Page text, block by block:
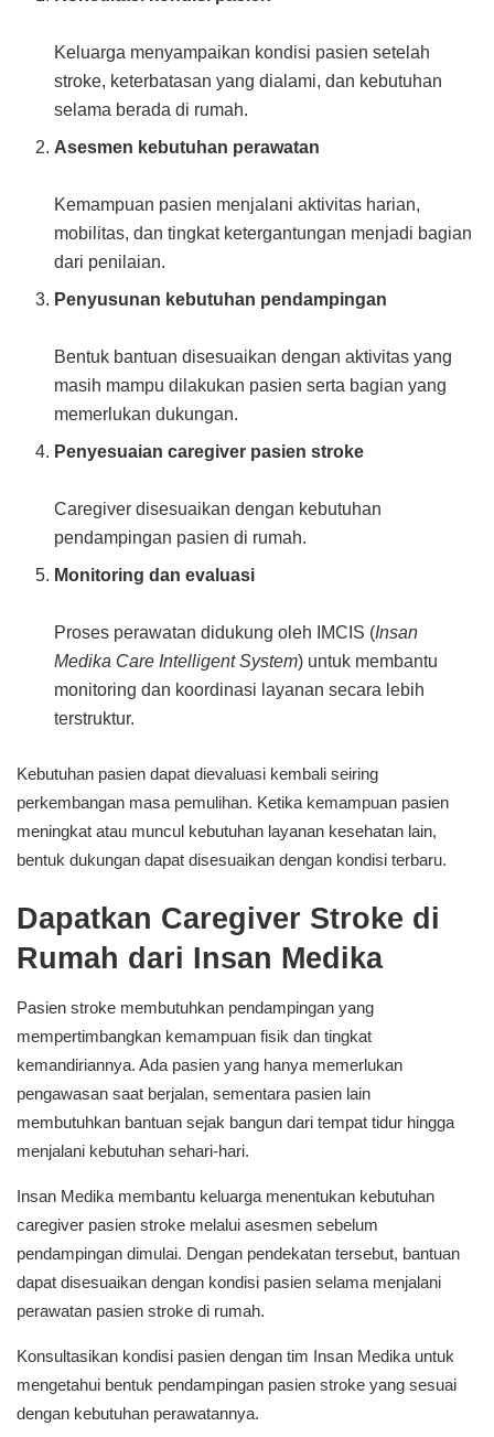
Keluarga menyampaikan kondisi pasien setelah
stroke, keterbatasan yang dialami, dan kebutuhan
selama berada di rumah.
Asesmen kebutuhan perawatan
Kemampuan pasien menjalani aktivitas harian,
mobilitas, dan tingkat ketergantungan menjadi bagian
dari penilaian.
Penyusunan kebutuhan pendampingan
Bentuk bantuan disesuaikan dengan aktivitas yang
masih mampu dilakukan pasien serta bagian yang
memerlukan dukungan.
Penyesuaian caregiver pasien stroke
Caregiver disesuaikan dengan kebutuhan
pendampingan pasien di rumah.
Monitoring dan evaluasi
Proses perawatan didukung oleh IMCIS (Insan
Medika Care Intelligent System) untuk membantu
monitoring dan koordinasi layanan secara lebih
terstruktur.
Kebutuhan pasien dapat dievaluasi kembali seiring
perkembangan masa pemulihan. Ketika kemampuan pasien
meningkat atau muncul kebutuhan layanan kesehatan lain,
bentuk dukungan dapat disesuaikan dengan kondisi terbaru.
Dapatkan Caregiver Stroke di
Rumah dari Insan Medika
Pasien stroke membutuhkan pendampingan yang
mempertimbangkan kemampuan fisik dan tingkat
kemandiriannya. Ada pasien yang hanya memerlukan
pengawasan saat berjalan, sementara pasien lain
membutuhkan bantuan sejak bangun dari tempat tidur hingga
menjalani kebutuhan sehari-hari.
Insan Medika membantu keluarga menentukan kebutuhan
caregiver pasien stroke melalui asesmen sebelum
pendampingan dimulai. Dengan pendekatan tersebut, bantuan
dapat disesuaikan dengan kondisi pasien selama menjalani
perawatan pasien stroke di rumah.
Konsultasikan kondisi pasien dengan tim Insan Medika untuk
mengetahui bentuk pendampingan pasien stroke yang sesuai
dengan kebutuhan perawatannya.